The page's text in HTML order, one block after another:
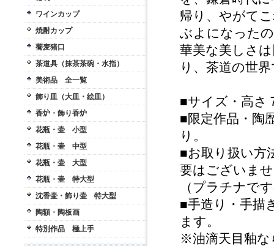
ワインカップ
焼酎カップ
蕎麦猪口
茶道具（抹茶茶碗・水指）
美術品 全一覧
飾り皿（大皿・絵皿）
香炉・飾り香炉
花瓶・壷 小型
花瓶・壷 中型
花瓶・壷 大型
花瓶・壷 特大型
沈香壷・飾り壷 特大型
陶額・陶板画
特別作品 極上手
帰り、やがて
ぶよになった
華美な美しさ
り、茶道の世
■サイズ・高さ
■限定作品・陶
り。
■お取り扱い方
要はございま
（プラチナで
■手造り・手描
ます。
※油滴天目釉な